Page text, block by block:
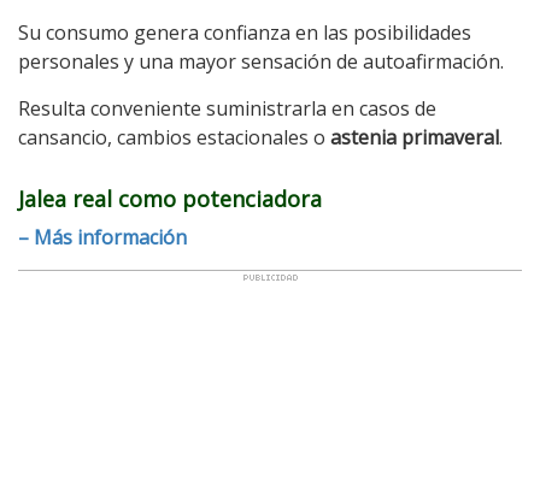
Su consumo genera confianza en las posibilidades
personales y una mayor sensación de autoafirmación.
Resulta conveniente suministrarla en casos de
cansancio, cambios estacionales o astenia primaveral.
Jalea real como potenciadora
– Más información